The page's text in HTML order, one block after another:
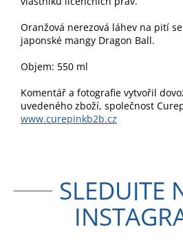
Oranžová nerezová láhev na pití
japonské mangy Dragon Ball.
Objem: 550 ml
Komentář a fotografie vytvořil
uvedeného zboží, společnost
www.curepinkb2b.cz
SLEDUJTE